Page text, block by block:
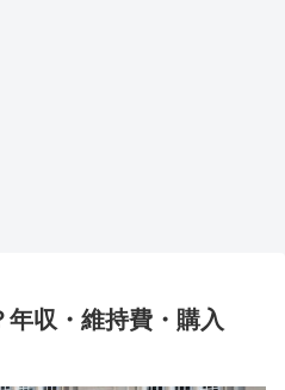
収・維持費・購入